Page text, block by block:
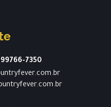
99766-7350